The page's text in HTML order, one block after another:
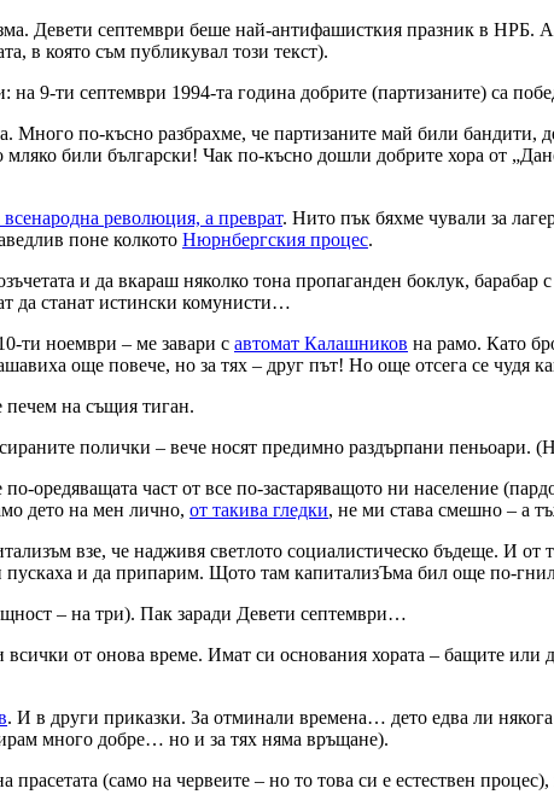
Девети септември беше най-антифашисткия празник в НРБ.
в която съм публикувал този текст).
на 9-ти септември 1994-та година добрите (партизаните) са
Много по-късно разбрахме, че партизаните май били бандити,
били български! Чак по-късно дошли добрите хора от
всенародна революция, а преврат. Нито пък бяхме чували за
поне колкото Нюрнбергския процес.
и да вкараш няколко тона пропаганден боклук, барабар
да станат истински комунисти…
ти ноември – ме завари с автомат Калашников на рамо. Като
още повече, но за тях – друг път! Но още отсега се
печем на същия тиган.
полички – вече носят предимно раздърпани пеньоари.
оредяващата част от все по-застаряващото ни население
дето на мен лично, от такива гледки, не ми става смешно – а
взе, че надживя светлото социалистическо бъдеще. И
пускаха и да припарим. Щото там капитализЪма бил още по-
– на три). Пак заради Девети септември…
от онова време. Имат си основания хората – бащите
. И в други приказки. За отминали времена… дето едва ли
много добре… но и за тях няма връщане).
прасетата (само на червеите – но то това си е естествен